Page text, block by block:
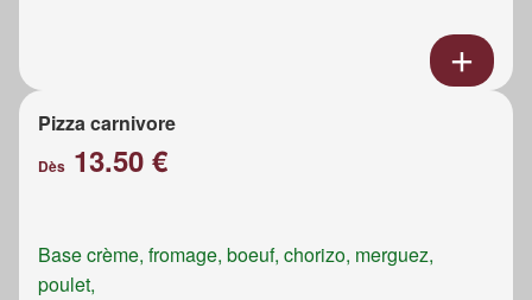
Pizza carnivore
Dès 13.50 €
Base crème, fromage, boeuf, chorizo, merguez,
poulet,